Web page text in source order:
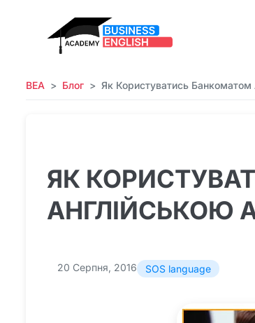
BEA Блог Як Користуватись
ЯК
АНГЛІЙСЬКОЮ
20 Серпня, 2016 SOS language